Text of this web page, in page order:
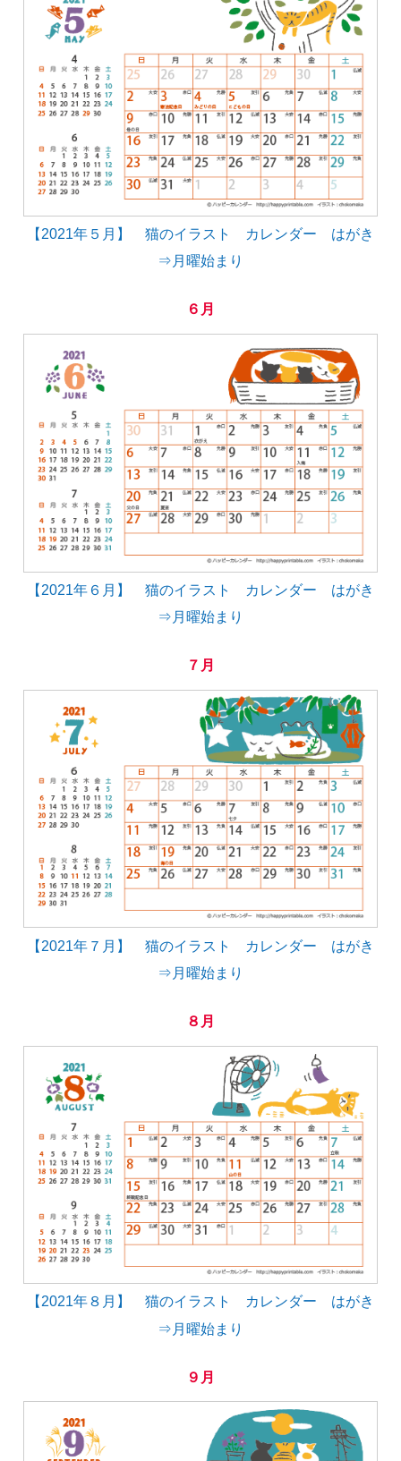
【2021年５月】 猫のイラスト カレンダー はがき
⇒月曜始まり
６月
【2021年６月】 猫のイラスト カレンダー はがき
⇒月曜始まり
７月
【2021年７月】 猫のイラスト カレンダー はがき
⇒月曜始まり
８月
【2021年８月】 猫のイラスト カレンダー はがき
⇒月曜始まり
９月